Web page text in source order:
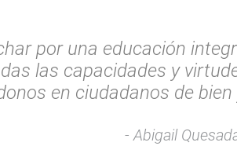
por una educación
las capacidades y
en ciudadanos de bien
Abigail